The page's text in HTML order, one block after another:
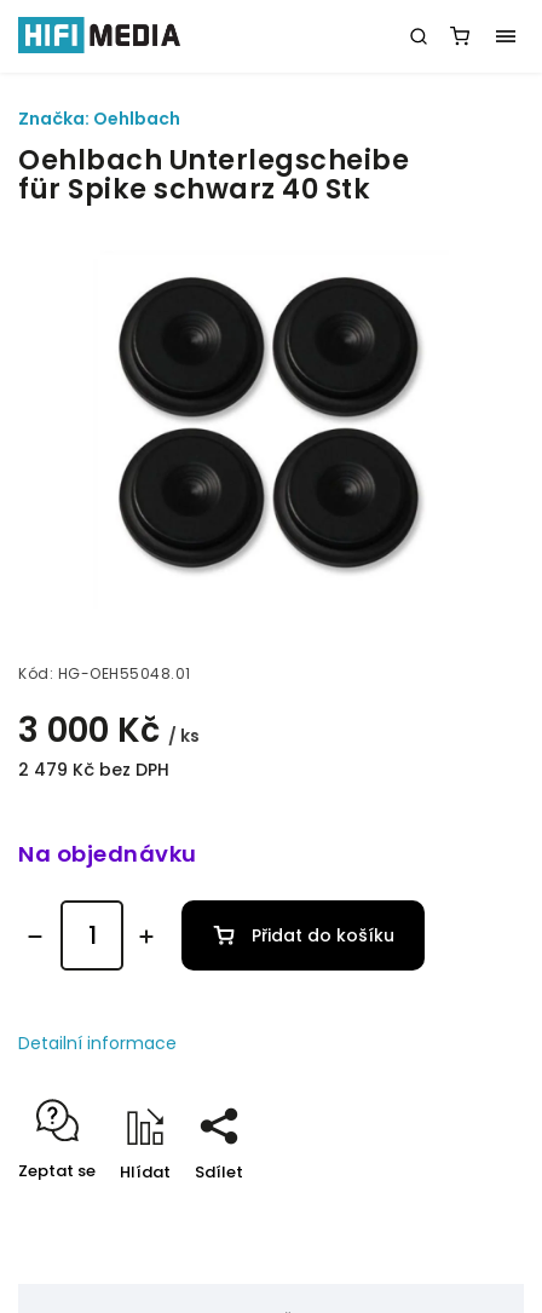
Oehlbach Unterlegscheibe
für Spike schwarz 40 Stk
Kód: HG-OEH55048.01
3 000 Kč / ks
2 479 Kč bez DPH
Značka: Oehlbach
Na objednávku
Přidat do košíku
Detailní informace
Zeptat se Hlídat Sdílet